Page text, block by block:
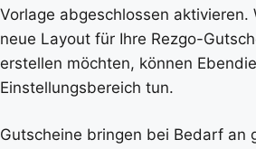
Vorlage abgeschlossen aktivieren.
neue Layout für Ihre Rezgo-
erstellen möchten, können
Einstellungsbereich tun.
Gutscheine bringen bei Bedarf an